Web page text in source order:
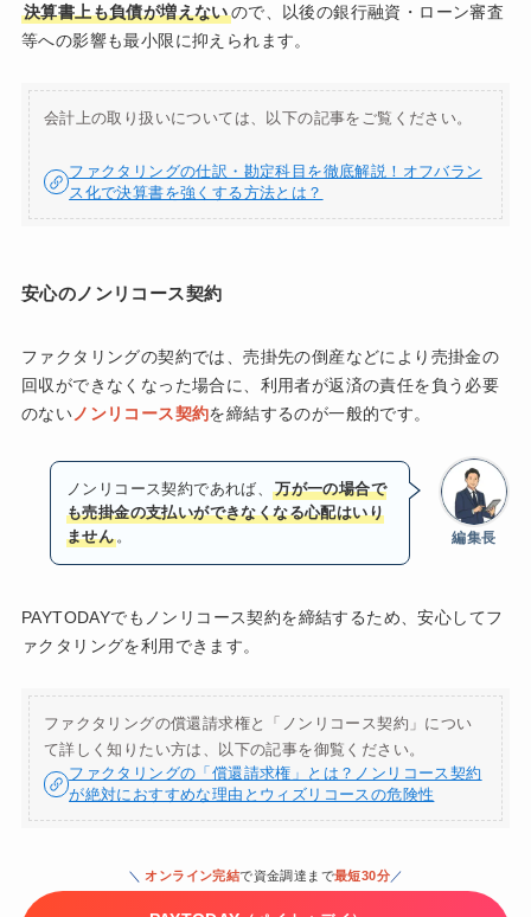
決算書上も負債が増えないので、以後の銀行融資・ローン審査
等への影響も最小限に抑えられます。
会計上の取り扱いについては、以下の記事をご覧ください。
ファクタリングの仕訳・勘定科目を徹底解説！オフバラン
ス化で決算書を強くする方法とは？
安心のノンリコース契約
ファクタリングの契約では、売掛先の倒産などにより売掛金の
回収ができなくなった場合に、利用者が返済の責任を負う必要
のないノンリコース契約を締結するのが一般的です。
編集長
ノンリコース契約であれば、万が一の場合で
も売掛金の支払いができなくなる心配はいり
ません。
PAYTODAYでもノンリコース契約を締結するため、安心してフ
ァクタリングを利用できます。
ファクタリングの償還請求権と「ノンリコース契約」につい
て詳しく知りたい方は、以下の記事を御覧ください。
ファクタリングの「償還請求権」とは？ノンリコース契約
が絶対におすすめな理由とウィズリコースの危険性
＼ オンライン完結で資金調達まで最短30分 ／